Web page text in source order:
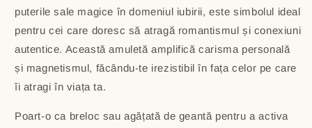
puterile sale magice în domeniul iubirii, este simbolul ideal
pentru cei care doresc să atragă romantismul și conexiuni
autentice. Această amuletă amplifică carisma personală
și magnetismul, făcându-te irezistibil în fața celor pe care
îi atragi în viața ta.
Poart-o ca breloc sau agățată de geantă pentru a activa